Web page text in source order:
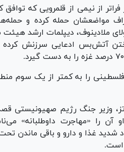
از نیمی از قلمرویی که توافق
مواضعشان حمله کرده و
ملادینوف، دیپلمات ارشد
آتش‌بس ادعایی سرزنش
از ۲ میلیون فلسطینی را به کمتر از
وزیر جنگ رژیم صهیونیستی
آن را «مهاجرت داوطلبانه»
غذا و دارو و باقی ماندن تحت
است.